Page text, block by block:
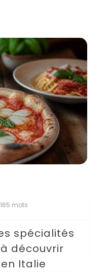
mots
spécialités
découvrir
Italie